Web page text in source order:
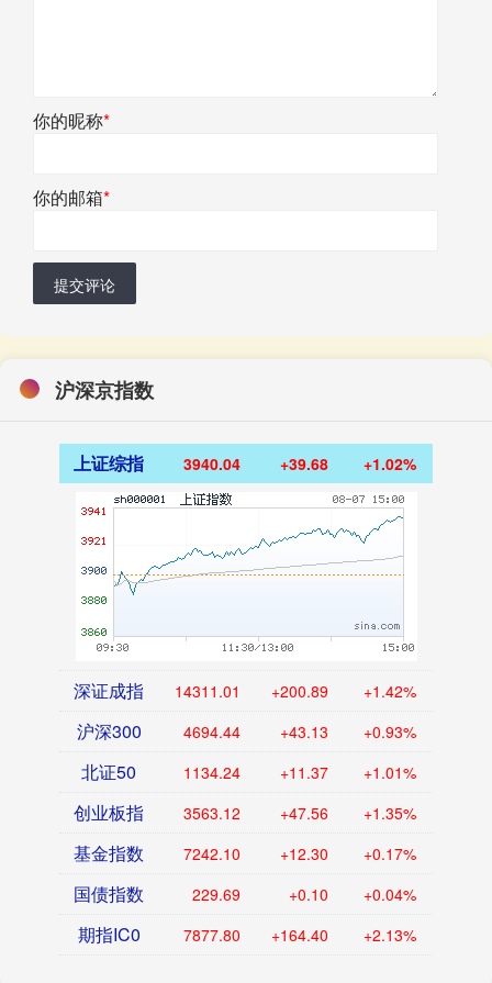
你的昵称*
你的邮箱*
提交评论
沪深京指数
上证综指 3940.04 +39.68 +1.02%
深证成指 14311.01 +200.89 +1.42%
沪深300 4694.44 +43.13 +0.93%
北证50 1134.24 +11.37 +1.01%
创业板指 3563.12 +47.56 +1.35%
基金指数 7242.10 +12.30 +0.17%
国债指数 229.69 +0.10 +0.04%
期指IC0 7877.80 +164.40 +2.13%